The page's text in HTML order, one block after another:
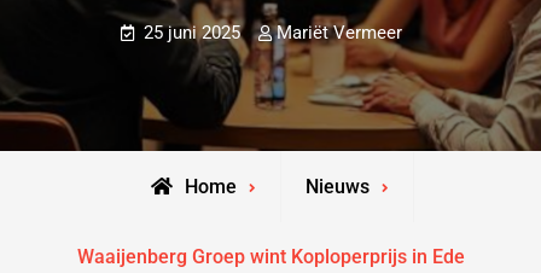
25 juni 2025 Mariët Vermeer
Home Nieuws
Waaijenberg Groep wint Koploperprijs in Ede